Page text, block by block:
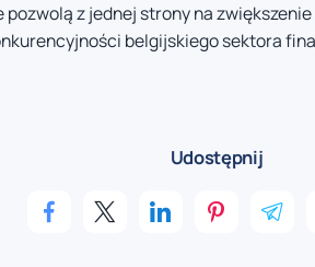
z jednej strony na
belgijskiego sektora
Udostępnij